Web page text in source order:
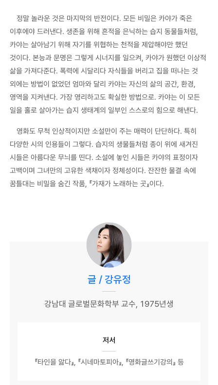
정말 놀라운 것은 마지막의 반전이다. 모든 비밀은 카야가 죽은
이후에야 드러낸다. 생존을 위해 흔적을 은닉하는 습지 동물들처럼,
카야는 살아남기 위해 자기를 위협하는 천적을 제압해야만 했던
것이다. 본능과 문명은 그렇게 시너지를 일으켜, 카야가 원했던 이상적
삶을 가져다준다. 폭력에 시달리다 자식들을 버리고 집을 떠나는 것
외에는 방법이 없었던 엄마와 달리 카야는 자신의 삶의 공간, 환경,
영역을 지켜낸다. 가장 영리하고도 확실한 방법으로. 카야는 이 모든
일을 홀로 살아가는 습지 생태계의 일부인 스스로의 힘으로 해낸다.
영화도 무척 인상적이지만 소설만이 주는 매력이 단단하다. 특히
다양한 시의 인용들이 그렇다. 습지의 생물들처럼 종이 위에 새겨진
시들은 아름다운 무늬를 띤다. 소설에 놓인 시들은 카야의 표정이자
고백이며 그녀만의 고유한 색채이자 정체성이다. 잔잔한 물결 속에
꿈틀대는 비밀을 숨긴 작품, 『가재가 노래하는 곳』이다.
글 / 강유정
강남대 글로벌문화학부 교수, 1975년생
저서
『타인을 앓다』, 『시네마토피아』, 『영화글쓰기강의』 등